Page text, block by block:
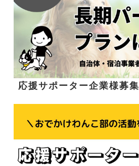
応援サポーター企業様募集